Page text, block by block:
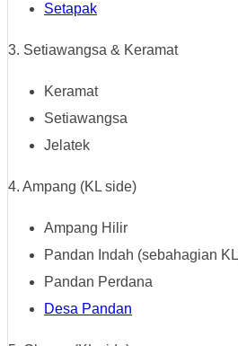
Setapak
3. Setiawangsa & Keramat
Keramat
Setiawangsa
Jelatek
4. Ampang (KL side)
Ampang Hilir
Pandan Indah (sebahagian
Pandan Perdana
Desa Pandan